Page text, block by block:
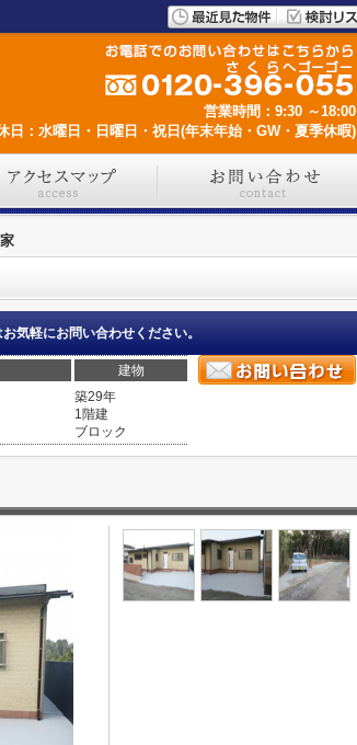
営業時間：9:30 ～18:00
日：水曜日・日曜日・祝日(年末年始・GW・夏季休暇)
気軽にお問い合わせください。
建物
築29年
1階建
ブロック